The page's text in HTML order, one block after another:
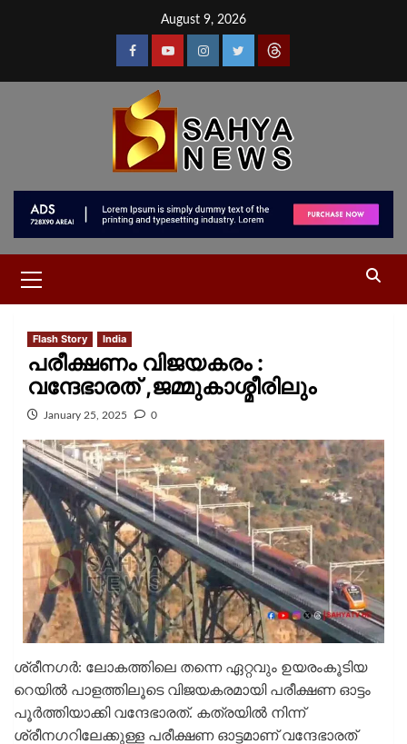
August 9, 2026
Flash Story India
പരീക്ഷണം വിജയകരം :
വന്ദേഭാരത് ,ജമ്മുകാശ്മീരിലും
January 25, 2025 0
ശ്രീനഗർ: ലോകത്തിലെ തന്നെ ഏറ്റവും ഉയരംകൂടിയ
റെയില്‍ പാളത്തിലൂടെ വിജയകരമായി പരീക്ഷണ ഓട്ടം
പൂർത്തിയാക്കി വന്ദേഭാരത്. കത്രയിൽ നിന്ന്
ശ്രീനഗറിലേക്കുള്ള പരീക്ഷണ ഓട്ടമാണ് വന്ദേഭാരത്